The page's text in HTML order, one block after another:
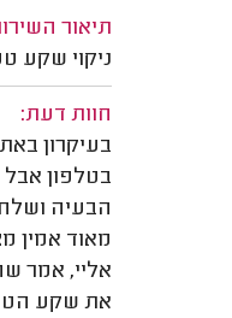
תיאור
ניקוי שקע
חוות דעת:
בעיקרון
בטלפון
הבעיה
מאוד אמין
אליי, אמר
את שקע